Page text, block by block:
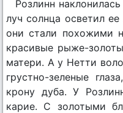
Розлинн
луч солнца осветил
они стали похожими
красивые рыже-
матери. А у Нетти
грустно-зеленые
крону дуба. У
карие. С золотыми